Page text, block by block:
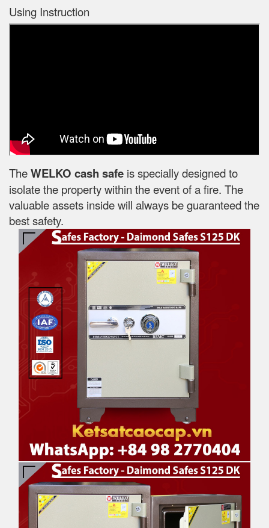
Using Instruction
TheWELKO cash safe is specially designed to
isolate the property within the event of a fire. The
valuable assets inside will always be guaranteed the
best safety.